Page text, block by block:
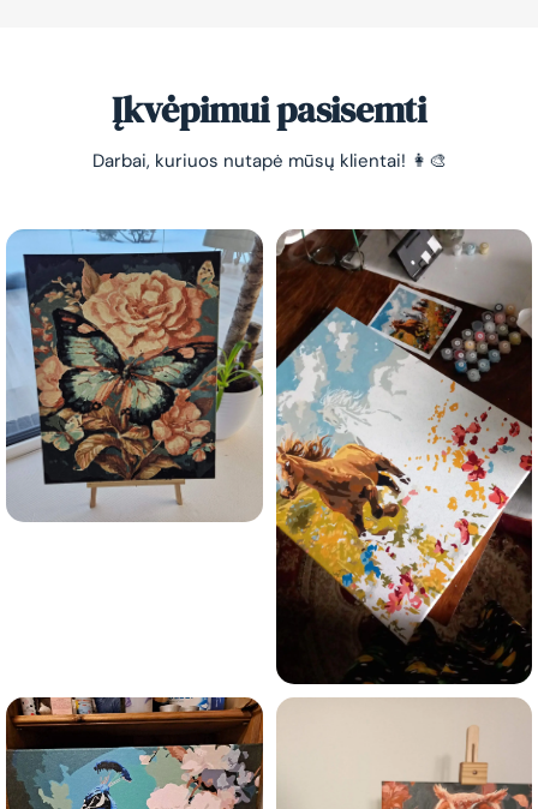
Įkvėpimui pasisemti
Darbai, kuriuos nutapė mūsų klientai! 👩‍🎨